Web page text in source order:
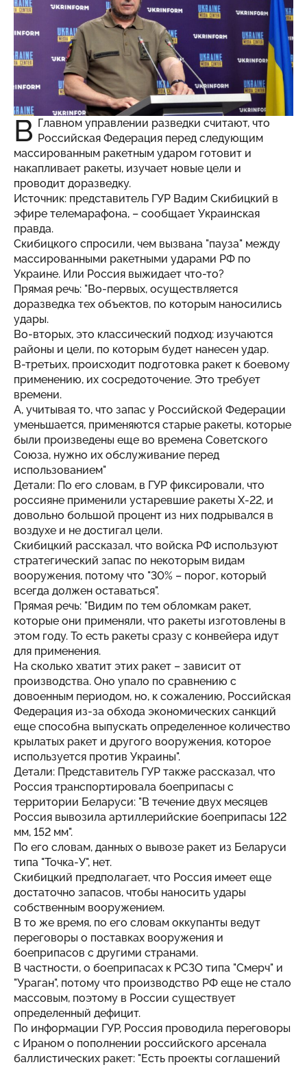
В Главном управлении разведки считают, что
Российская Федерация перед следующим
массированным ракетным ударом готовит и
накапливает ракеты, изучает новые цели и
проводит доразведку.
Источник: представитель ГУР Вадим Скибицкий в
эфире телемарафона, – сообщает Украинская
правда.
Скибицкого спросили, чем вызвана "пауза" между
массированными ракетными ударами РФ по
Украине. Или Россия выжидает что-то?
Прямая речь: "Во-первых, осуществляется
доразведка тех объектов, по которым наносились
удары.
Во-вторых, это классический подход: изучаются
районы и цели, по которым будет нанесен удар.
В-третьих, происходит подготовка ракет к боевому
применению, их сосредоточение. Это требует
времени.
А, учитывая то, что запас у Российской Федерации
уменьшается, применяются старые ракеты, которые
были произведены еще во времена Советского
Союза, нужно их обслуживание перед
использованием"
Детали: По его словам, в ГУР фиксировали, что
россияне применили устаревшие ракеты Х-22, и
довольно большой процент из них подрывался в
воздухе и не достигал цели.
Скибицкий рассказал, что войска РФ используют
стратегический запас по некоторым видам
вооружения, потому что "30% – порог, который
всегда должен оставаться".
Прямая речь: "Видим по тем обломкам ракет,
которые они применяли, что ракеты изготовлены в
этом году. То есть ракеты сразу с конвейера идут
для применения.
На сколько хватит этих ракет – зависит от
производства. Оно упало по сравнению с
довоенным периодом, но, к сожалению, Российская
Федерация из-за обхода экономических санкций
еще способна выпускать определенное количество
крылатых ракет и другого вооружения, которое
используется против Украины".
Детали: Представитель ГУР также рассказал, что
Россия транспортировала боеприпасы с
территории Беларуси: "В течение двух месяцев
Россия вывозила артиллерийские боеприпасы 122
мм, 152 мм".
По его словам, данных о вывозе ракет из Беларуси
типа "Точка-У", нет.
Скибицкий предполагает, что Россия имеет еще
достаточно запасов, чтобы наносить удары
собственным вооружением.
В то же время, по его словам оккупанты ведут
переговоры о поставках вооружения и
боеприпасов с другими странами.
В частности, о боеприпасах к РСЗО типа "Смерч" и
"Ураган", потому что производство РФ еще не стало
массовым, поэтому в России существует
определенный дефицит.
По информации ГУР, Россия проводила переговоры
с Ираном о пополнении российского арсенала
баллистических ракет: "Есть проекты соглашений